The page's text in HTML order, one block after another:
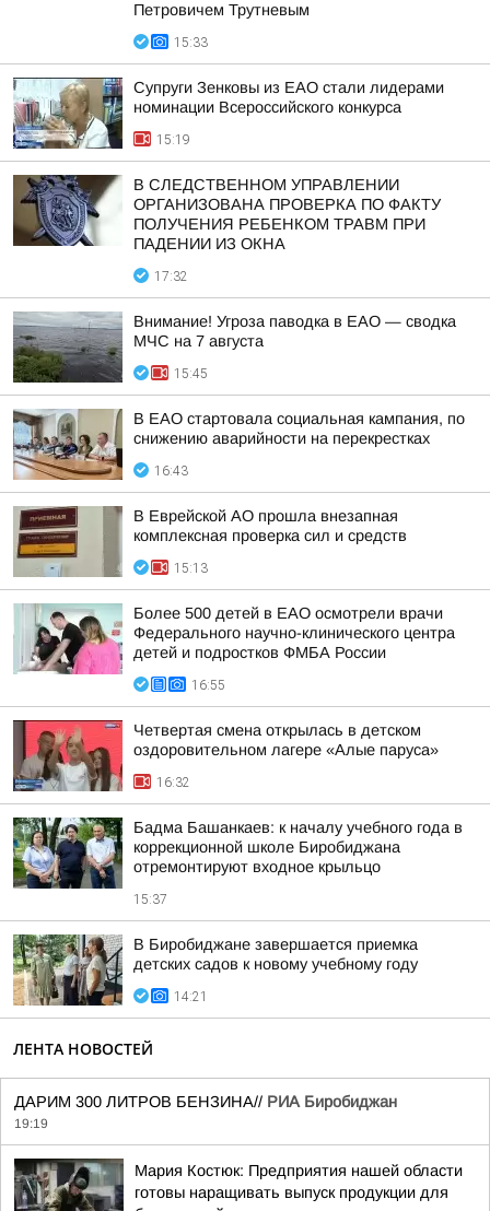
Петровичем Трутневым
15:33
Супруги Зенковы из ЕАО стали лидерами
номинации Всероссийского конкурса
15:19
В СЛЕДСТВЕННОМ УПРАВЛЕНИИ
ОРГАНИЗОВАНА ПРОВЕРКА ПО ФАКТУ
ПОЛУЧЕНИЯ РЕБЕНКОМ ТРАВМ ПРИ
ПАДЕНИИ ИЗ ОКНА
17:32
Внимание! Угроза паводка в ЕАО — сводка
МЧС на 7 августа
15:45
В ЕАО стартовала социальная кампания, по
снижению аварийности на перекрестках
16:43
В Еврейской АО прошла внезапная
комплексная проверка сил и средств
15:13
Более 500 детей в ЕАО осмотрели врачи
Федерального научно-клинического центра
детей и подростков ФМБА России
16:55
Четвертая смена открылась в детском
оздоровительном лагере «Алые паруса»
16:32
Бадма Башанкаев: к началу учебного года в
коррекционной школе Биробиджана
отремонтируют входное крыльцо
15:37
В Биробиджане завершается приемка
детских садов к новому учебному году
14:21
ЛЕНТА НОВОСТЕЙ
ДАРИМ 300 ЛИТРОВ БЕНЗИНА// РИА Биробиджан
19:19
Мария Костюк: Предприятия нашей области
готовы наращивать выпуск продукции для